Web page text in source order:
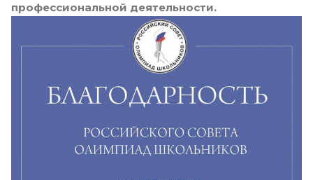
профессиональной деятельности.